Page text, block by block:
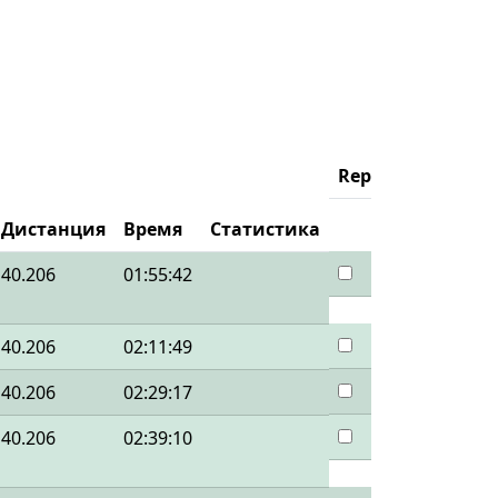
Дистанция Время Статистика
Replay
40.206 01:55:42
40.206
02:11:49
40.206
02:29:17
40.206
02:39:10